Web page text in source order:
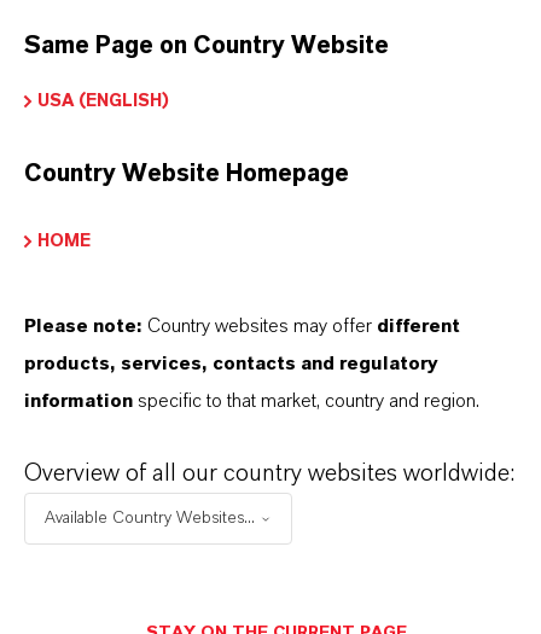
Konservierungsmittel in verarbeiteten
Lebensmitteln
(CAS-Register Nummer)
25-2
Same Page on Country Website
USA (ENGLISH)
Country Website Homepage
HOME
Please note: Country websites may offer different
products, services, contacts and regulatory
information specific to that market, country and region.
Overview of all our country websites worldwide:
Available Country Websites...